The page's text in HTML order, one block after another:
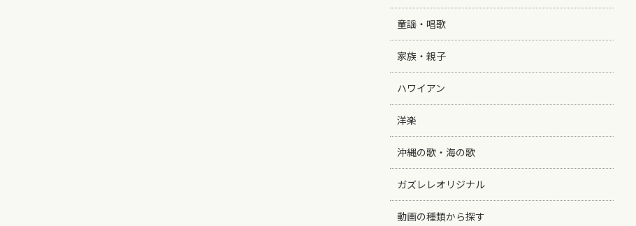
童謡・唱歌
家族・親子
ハワイアン
洋楽
沖縄の歌・海の歌
ガズレレオリジナル
動画の種類から探す